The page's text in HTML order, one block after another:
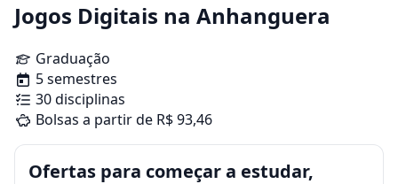
Jogos Digitais na Anhanguera
Graduação
5 semestres
30 disciplinas
Bolsas a partir de R$ 93,46
Ofertas para começar a estudar,